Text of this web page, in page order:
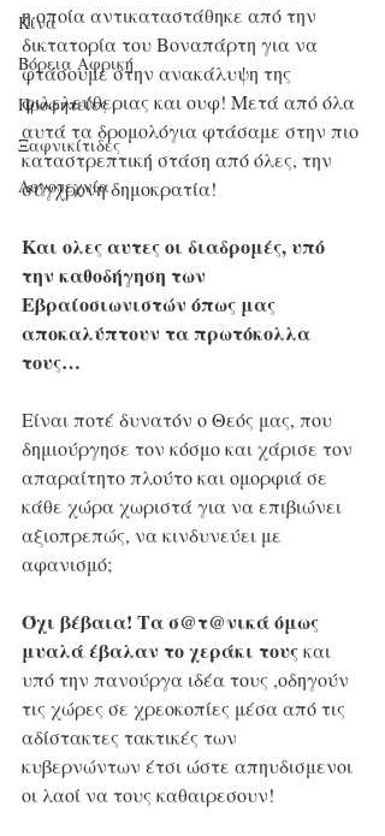
Κίνα
Βόρεια Αφρική
Προφητείες
Ξαφνικίτιδες
Λογοτεχνία
η οποία αντικαταστάθηκε από την
δικτατορία του Βοναπάρτη για να
φτάσουμε στην ανακάλυψη της
φιλελεύθεριας και ουφ! Μετά από όλα
αυτά τα δρομολόγια φτάσαμε στην πιο
καταστρεπτική στάση από όλες, την
σύγχρονη δημοκρατία!
Και ολες αυτες οι διαδρομές, υπό
την καθοδήγηση των
Εβραίοσιωνιστών όπως μας
αποκαλύπτουν τα πρωτόκολλα
τους…
Είναι ποτέ δυνατόν ο Θεός μας, που
δημιούργησε τον κόσμο και χάρισε τον
απαραίτητο πλούτο και ομορφιά σε
κάθε χώρα χωριστά για να επιβιώνει
αξιοπρεπώς, να κινδυνεύει με
αφανισμό;
Όχι βέβαια! Τα σ@τ@νικά όμως
μυαλά έβαλαν το χεράκι τους και
υπό την πανούργα ιδέα τους ,οδηγούν
τις χώρες σε χρεοκοπίες μέσα από τις
αδίστακτες τακτικές των
κυβερνώντων έτσι ώστε απηυδισμενοι
οι λαοί να τους καθαιρεσουν!